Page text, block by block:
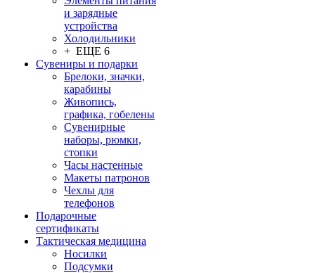
и зарядные
устройства
Холодильники
+ ЕЩЕ 6
Сувениры и подарки
Брелоки, значки,
карабины
Живопись,
графика, гобелены
Сувенирные
наборы, рюмки,
стопки
Часы настенные
Макеты патронов
Чехлы для
телефонов
Подарочные
сертификаты
Тактическая медицина
Носилки
Подсумки